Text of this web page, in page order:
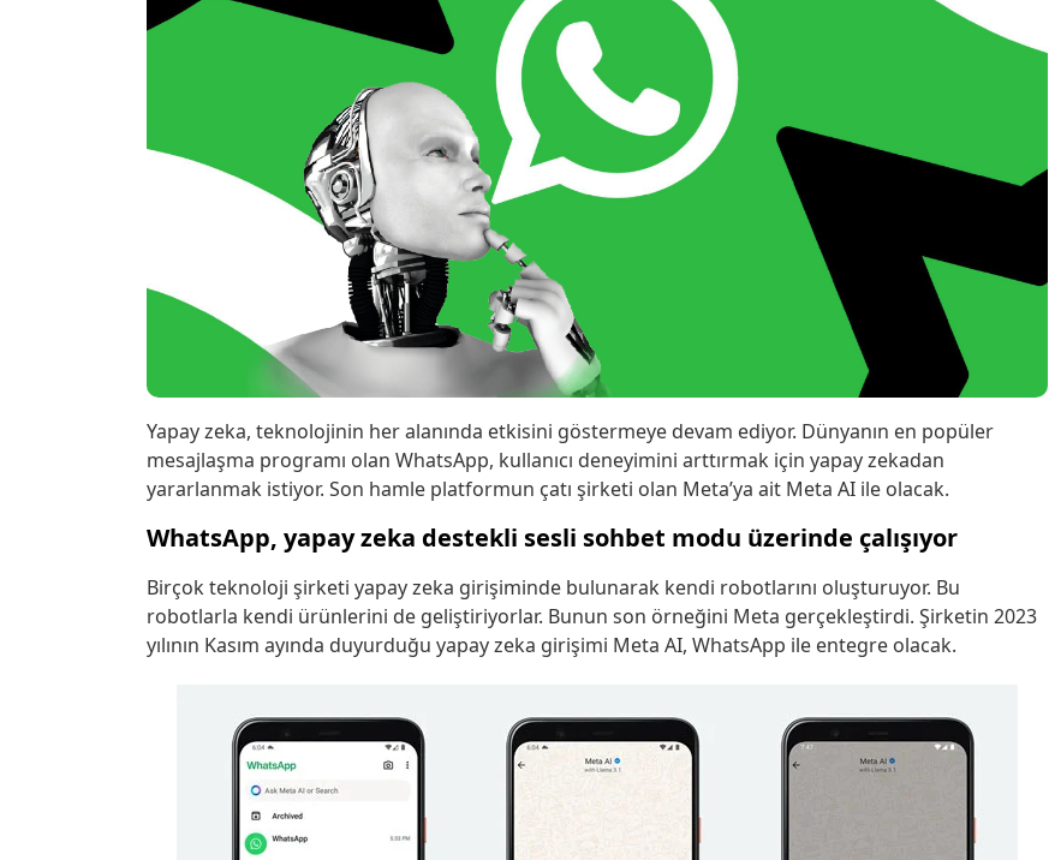
Yapay zeka, teknolojinin her alanında etkisini göstermeye devam ediyor. Dünyanın en popüler
mesajlaşma programı olan WhatsApp, kullanıcı deneyimini arttırmak için yapay zekadan
yararlanmak istiyor. Son hamle platformun çatı şirketi olan Meta’ya ait Meta AI ile olacak.
WhatsApp, yapay zeka destekli sesli sohbet modu üzerinde çalışıyor
Birçok teknoloji şirketi yapay zeka girişiminde bulunarak kendi robotlarını oluşturuyor. Bu
robotlarla kendi ürünlerini de geliştiriyorlar. Bunun son örneğini Meta gerçekleştirdi. Şirketin 2023
yılının Kasım ayında duyurduğu yapay zeka girişimi Meta AI, WhatsApp ile entegre olacak.